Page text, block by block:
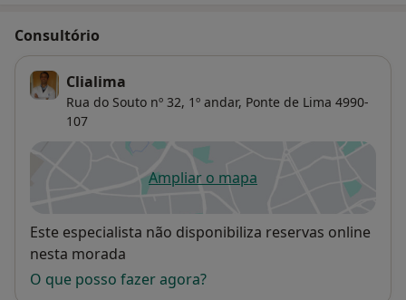
Consultório
Clialima
Rua do Souto nº 32, 1º andar, Ponte de Lima 4990-
107
Ampliar o mapaabre num novo separador
Disponibilidade
Este especialista não disponibiliza reservas online
nesta morada
O que posso fazer agora?